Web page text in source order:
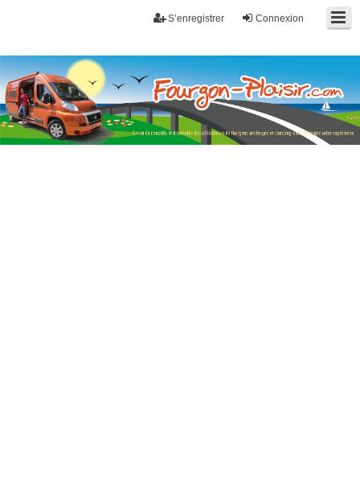
Connexion
S’enregistrer
Fourgon-plaisir.com
Forum de conseils et d'entraide des utilisateurs de fourgons, fourgons
aménagés, vans et de camping-car. Partagez votre expérience.